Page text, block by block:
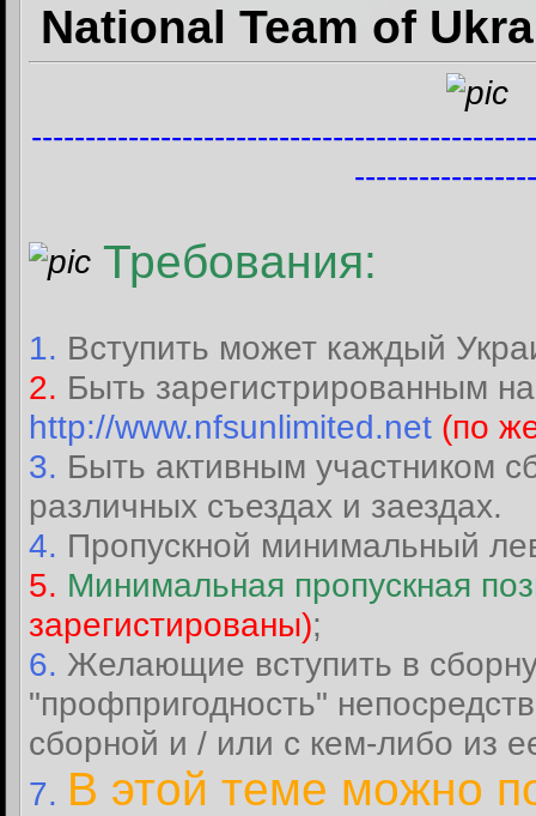
National Team of
Требования:
1. Вступить может каждый
2. Быть зарегистрированным на
http://www.nfsunlimited.net (по
3. Быть активным участником
различных съездах и заездах.
4. Пропускной минимальный
5. Минимальная пропускная
зарегистированы);
6. Желающие вступить в
"профпригодность"
сборной и / или с кем-либо из
7. В этой теме можно